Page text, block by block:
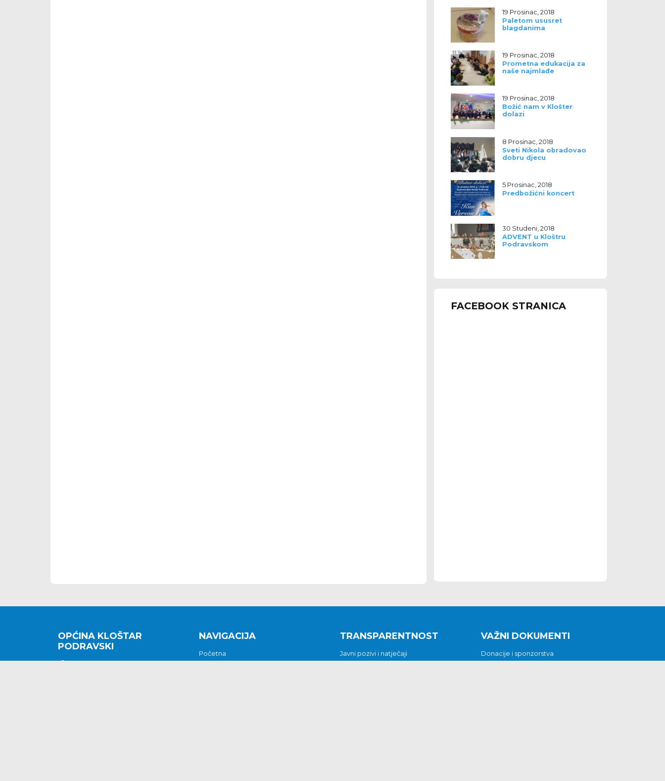
19 Prosinac, 2018
Paletom ususret
blagdanima
19 Prosinac, 2018
Prometna edukacija za
naše najmlađe
19 Prosinac, 2018
Božić nam v Klošter
dolazi
8 Prosinac, 2018
Sveti Nikola obradovao
dobru djecu
5 Prosinac, 2018
Predbožićni koncert
30 Studeni, 2018
ADVENT u Kloštru
Podravskom
FACEBOOK STRANICA
OPĆINA KLOŠTAR
PODRAVSKI
NAVIGACIJA
Početna
TRANSPARENTNOST
Javni pozivi i natječaji
VAŽNI DOKUMENTI
Donacije i sponzorstva